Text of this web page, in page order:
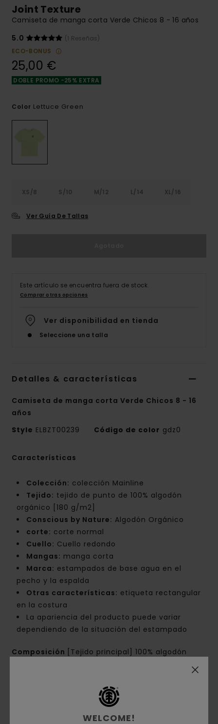
Joint Texture
Camiseta de manga corta Verde Chicos 8 - 16 años
5.0
(1 Reseñas)
ECO-BONUS
25,00 €
DOBLE PROMO -25% EXTRA
Color Lettuce Green
XS/8 S/10 M/12 L/14 XL/16
Ver Guía De Tallas
Este artículo se encuentra fuera de stock.
Comprar otras opciones
Ver disponibilidad en tienda
Seleccione una talla
Detalles & características
Camiseta de manga corta Verde Chicos 8 - 16
años
Style ELBZT00239 Código de color gdz0
Características
Colección: colección Mainline
Tejido: tejido de punto de 100% algodón
orgánico [180 g/m2]
Conscious by Nature: Algodón Orgánico
corte: corte normal
Cuello: Cuello redondo
Mangas: manga corta
Marca: estampados de base agua en el
pecho y la espalda
Otras características: etiqueta rectangular
en la costura
La apariencia del producto puede variar
dependiendo de la situación del estampado
Composición
[Tejido principal] 100% algodón
Envíos y Devoluciones
WELCOME!